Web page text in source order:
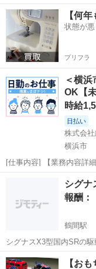
にお直しして頂ける方を
地も付けて頂きたく思い
宜しくお願い致します
神奈川 川崎市 宮
【何
状態が
プリフラ
＜横
OK【
時給
日払い
株式会
横浜市
[仕事内容] 【業務内容詳
ピッキング、 運搬、 倉
ングはピッカーフォーク
荷台が上下し上の棚のもの
工場
シグナ
報酬：
鶴間駅
シグナスX3型国内SRの
いです。 報酬は要相談で
神奈川 大和市 鶴間
【お